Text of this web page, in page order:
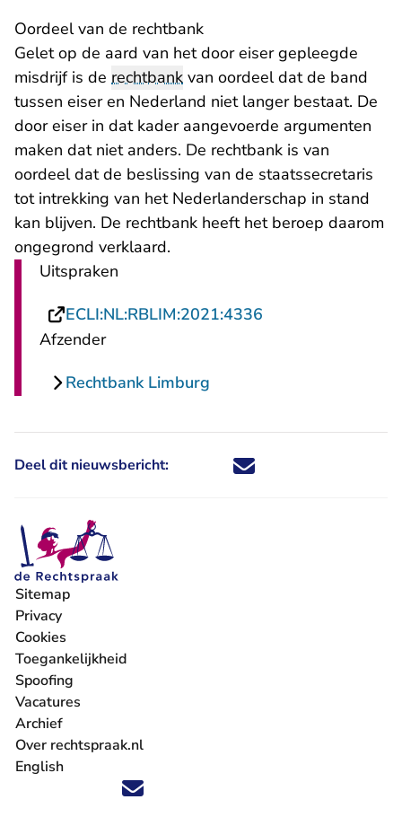
Oordeel van de rechtbank
Gelet op de aard van het door eiser gepleegde
misdrijf is de rechtbank van oordeel dat de band
tussen eiser en Nederland niet langer bestaat. De
door eiser in dat kader aangevoerde argumenten
maken dat niet anders. De rechtbank is van
oordeel dat de beslissing van de staatssecretaris
tot intrekking van het Nederlanderschap in stand
kan blijven. De rechtbank heeft het beroep daarom
ongegrond verklaard.
Uitspraken
ECLI:NL:RBLIM:2021:4336
Afzender
Rechtbank Limburg
Deel dit nieuwsbericht: Deel dit nieuwsbericht via X -
Deel dit nieuwsbericht via
Deel dit nieuwsbericht
Deel dit
Volg ons op X (Twitter) - U verlaat Rechtspraak.nl
Volg ons op Facebook - U verlaat Rechtspraak.nl
Volg ons op Instagram - U verlaat Rechtspraak.nl
Volg ons op Youtube - U verlaat Rechtspraak.nl
Volg ons op LinkedIn - U verlaat
'Blijf op de hoogte' nieuwsbrief - U verlaat
Sitemap
Privacy
Cookies
Toegankelijkheid
Spoofing
Vacatures
- U verlaat Rechtspraak.nl
Archief
Over rechtspraak.nl
English